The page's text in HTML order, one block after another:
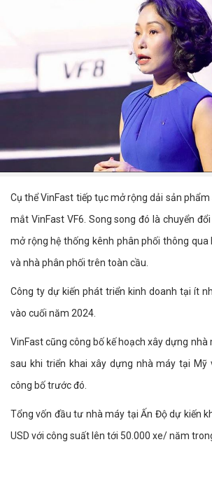
Cụ thể VinFast tiếp tục mở rộng dải sản
mắt VinFast VF6. Song song đó là chuyển
mở rộng hệ thống kênh phân phối thông qua
và nhà phân phối trên toàn cầu.
Công ty dự kiến phát triển kinh doanh tại ít
vào cuối năm 2024.
VinFast cũng công bố kế hoạch xây dựng
sau khi triển khai xây dựng nhà máy tại Mỹ
công bố trước đó.
Tổng vốn đầu tư nhà máy tại Ấn Độ dự kiến
USD với công suất lên tới 50.000 xe/ năm